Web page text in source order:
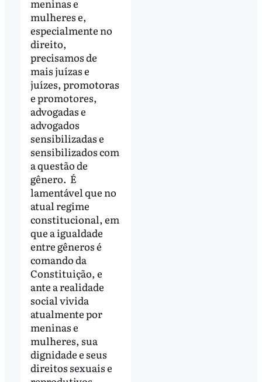
meninas e
mulheres e,
especialmente no
direito,
precisamos de
mais juízas e
juízes, promotoras
e promotores,
advogadas e
advogados
sensibilizadas e
sensibilizados com
a questão de
gênero. É
lamentável que no
atual regime
constitucional, em
que a igualdade
entre gêneros é
comando da
Constituição, e
ante a realidade
social vivida
atualmente por
meninas e
mulheres, sua
dignidade e seus
direitos sexuais e